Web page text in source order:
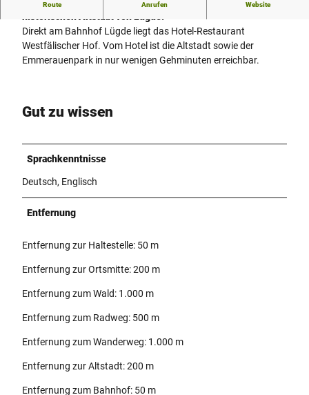
Route Anrufen Website
Direkt am Bahnhof Lügde liegt das Hotel-Restaurant
Westfälischer Hof. Vom Hotel ist die Altstadt sowie der
Emmerauenpark in nur wenigen Gehminuten erreichbar.
Gut zu wissen
Sprachkenntnisse
Deutsch, Englisch
Entfernung
Entfernung zur Haltestelle: 50 m
Entfernung zur Ortsmitte: 200 m
Entfernung zum Wald: 1.000 m
Entfernung zum Radweg: 500 m
Entfernung zum Wanderweg: 1.000 m
Entfernung zur Altstadt: 200 m
Entfernung zum Bahnhof: 50 m